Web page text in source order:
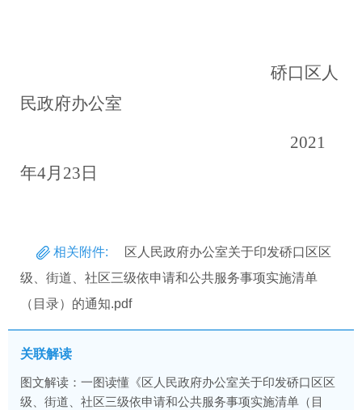
硚口区人
民政府办公室
2021
年4月23日
相关附件:
区人民政府办公室关于印发硚口区区
级、街道、社区三级依申请和公共服务事项实施清单
（目录）的通知.pdf
关联解读
图文解读：一图读懂《区人民政府办公室关于印发硚口区区
级、街道、社区三级依申请和公共服务事项实施清单（目